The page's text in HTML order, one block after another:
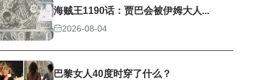
海贼王1190话：贾巴会被伊姆大人...
2026-08-04
巴黎女人40度时穿了什么？